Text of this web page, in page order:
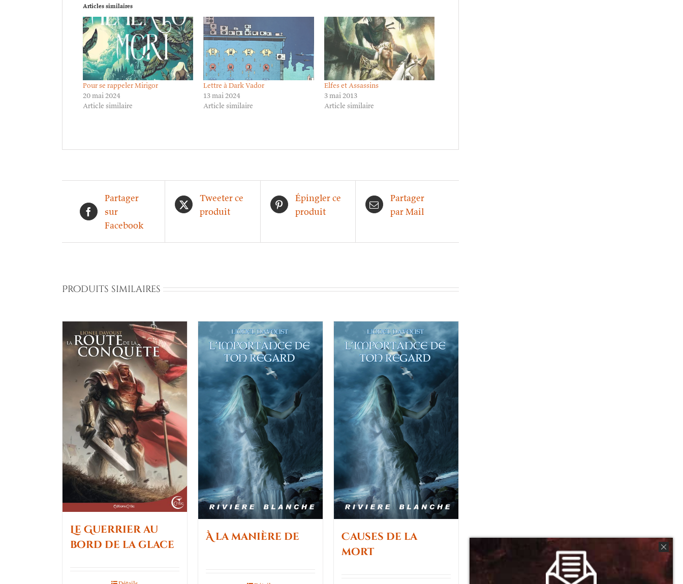
Articles similaires
Pour se rappeler Mirigor
20 mai 2024
Article similaire
Lettre à Dark Vador
13 mai 2024
Article similaire
Elfes et Assassins
3 mai 2013
Article similaire
Partager
sur
Facebook
Tweeter ce
produit
Épingler ce
produit
Partager
par Mail
Produits similaires
Le Guerrier au
bord de la glace
À la manière de
Causes de la
mort